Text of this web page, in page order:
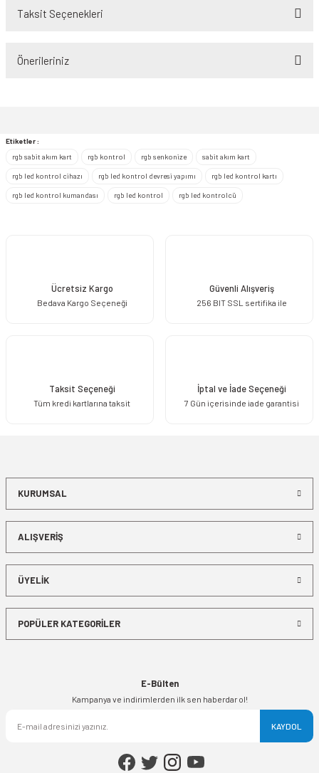
Taksit Seçenekleri
Önerileriniz
Etiketler :
rgb sabit akım kart
rgb kontrol rgb senkonize sabit akım kart
rgb led kontrol cihazı rgb led kontrol devresi yapımı rgb led kontrol kartı
rgb led kontrol kumandası rgb led kontrol rgb led kontrolcü
Ücretsiz Kargo
Bedava Kargo Seçeneği
Güvenli Alışveriş
256 BIT SSL sertifika ile
Taksit Seçeneği
Tüm kredi kartlarına taksit
İptal ve İade Seçeneği
7 Gün içerisinde iade garantisi
KURUMSAL
ALIŞVERİŞ
ÜYELİK
POPÜLER KATEGORİLER
E-Bülten
Kampanya ve indirimlerden ilk sen haberdar ol!
KAYDOL